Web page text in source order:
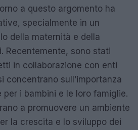
a questo argomento ha
specialmente in un
della maternità e della
Recentemente, sono stati
in collaborazione con enti
concentrano sull’importanza
per i bambini e le loro famiglie.
a promuovere un ambiente
la crescita e lo sviluppo dei